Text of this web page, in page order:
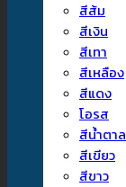
สีส้ม
สีเงิน
สีเทา
สีเหลือง
สีแดง
โอรส
สีน้ำตาล
สีเขียว
สีขาว